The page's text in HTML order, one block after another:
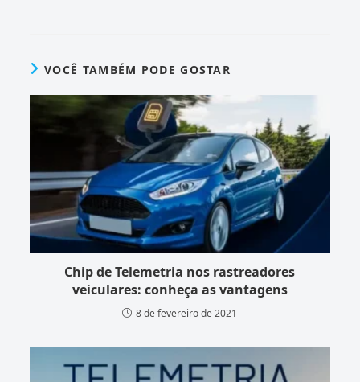
VOCÊ TAMBÉM PODE GOSTAR
Chip de Telemetria nos rastreadores
veiculares: conheça as vantagens
8 de fevereiro de 2021